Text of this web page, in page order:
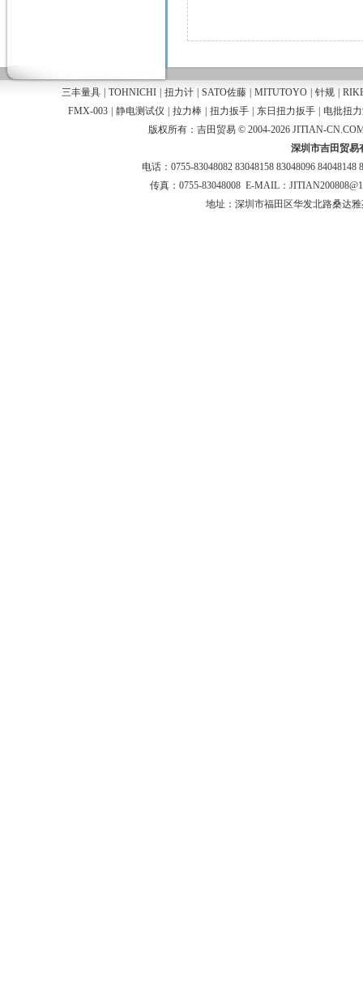
三丰量具 TOHNICHI 扭力计 SATO佐藤 MITUTOYO 针规
FMX-003
静电测试仪 拉力棒 扭力扳手 东日扭力扳手
电批扭
版权所有：吉田贸易 © 2004-2026 JITIAN-
深圳市吉田贸易
电话：0755-83048082 83048158 83048096 84048148
传真：0755-83048008 E-MAIL：
地址：深圳市福田区华发北路桑达雅